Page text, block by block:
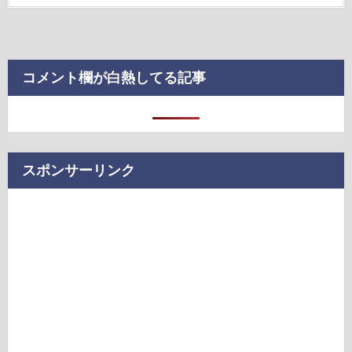
コメント欄が白熱してる記事
スポンサーリンク